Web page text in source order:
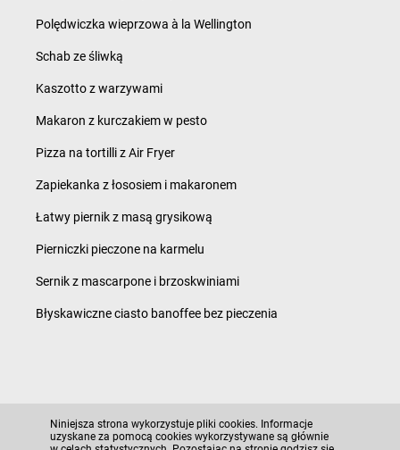
Polędwiczka wieprzowa à la Wellington
Schab ze śliwką
Kaszotto z warzywami
Makaron z kurczakiem w pesto
Pizza na tortilli z Air Fryer
Zapiekanka z łososiem i makaronem
Łatwy piernik z masą grysikową
Pierniczki pieczone na karmelu
Sernik z mascarpone i brzoskwiniami
Błyskawiczne ciasto banoffee bez pieczenia
Regulamin serwisu i polityka prywatności
Niniejsza strona wykorzystuje pliki cookies. Informacje
uzyskane za pomocą cookies wykorzystywane są głównie